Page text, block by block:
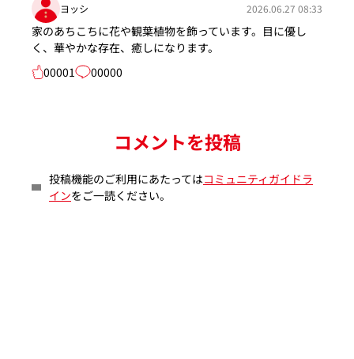
ヨッシ 2026.06.27 08:33
家のあちこちに花や観葉植物を飾っています。目に優し
く、華やかな存在、癒しになります。
00001
00000
コメントを投稿
投稿機能のご利用にあたってはコミュニティガイドラ
インをご一読ください。